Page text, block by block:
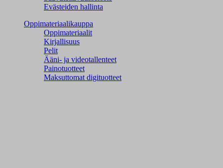
Evästeiden hallinta
Oppimateriaalikauppa
Oppimateriaalit
Kirjallisuus
Pelit
Ääni- ja videotallenteet
Painotuotteet
Maksuttomat digituotteet